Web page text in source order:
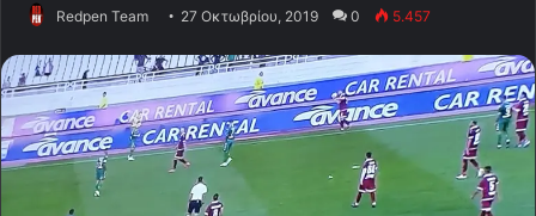
Redpen Team 27 Οκτωβρίου, 2019 0 5.457